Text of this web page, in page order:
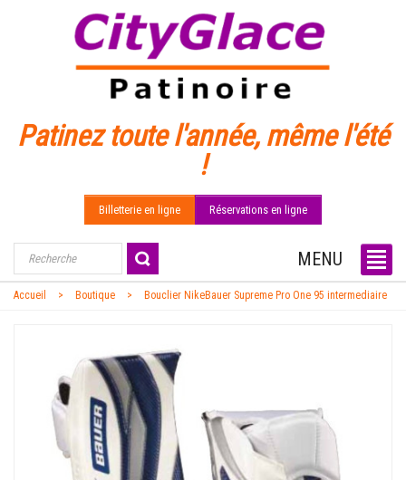
Patinez toute l'année, même l'été
!
Billetterie en ligne Réservations en ligne
MENU
Accueil Boutique Bouclier NikeBauer Supreme Pro One 95 intermediaire